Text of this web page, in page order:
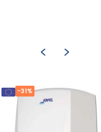
-31%